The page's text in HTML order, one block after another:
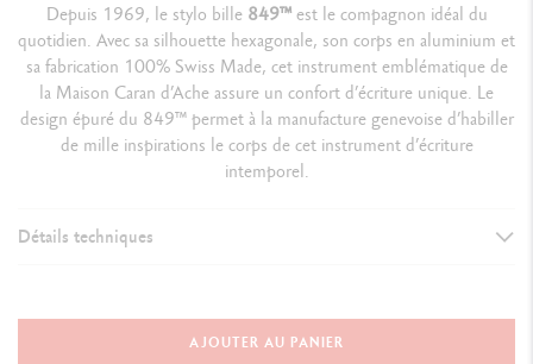
Depuis 1969, le stylo bille 849™est le compagnon idéal du
quotidien. Avec sa silhouette hexagonale, son corps en aluminium et
sa fabrication 100% Swiss Made, cet instrument emblématique de
la Maison Caran d’Ache assure un confort d’écriture unique. Le
design épuré du 849™ permet à la manufacture genevoise d’habiller
de mille inspirations le corps de cet instrument d’écriture
intemporel.
Détails techniques
Stylo Bille
AJOUTER AU PANIER